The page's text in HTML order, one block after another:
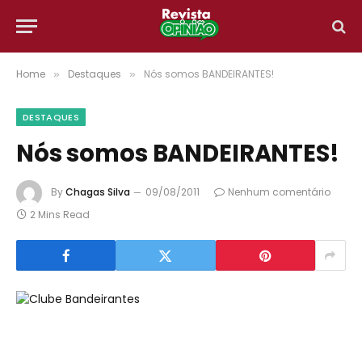
Home » Destaques » Nós somos BANDEIRANTES!
DESTAQUES
Nós somos BANDEIRANTES!
ByChagas Silva 09/08/2011
Nenhum comentário
2 Mins Read